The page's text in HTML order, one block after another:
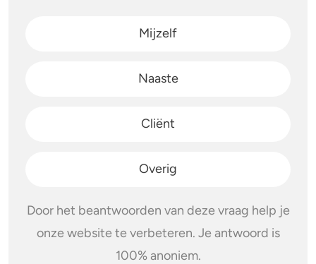
Mijzelf
Naaste
Cliënt
Overig
Door het beantwoorden van deze vraag help je
onze website te verbeteren. Je antwoord is
100% anoniem.